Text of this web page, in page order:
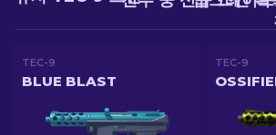
TEC-9
BLUE BLAST
TEC-9